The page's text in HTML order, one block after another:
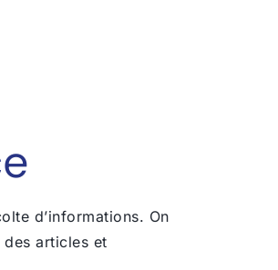
d’informations. On
des articles et